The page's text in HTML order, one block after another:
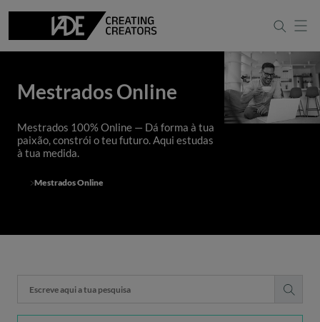
Mestrados Online
Mestrados 100% Online — Dá forma à tua
paixão, constrói o teu futuro. Aqui estudas
à tua medida.
Mestrados Online